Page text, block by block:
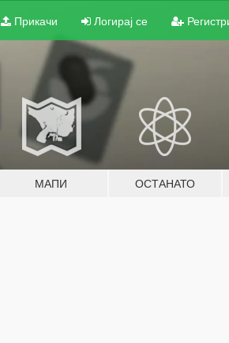
Прикачи Логирај се
МАПИ ОСТАНАТО